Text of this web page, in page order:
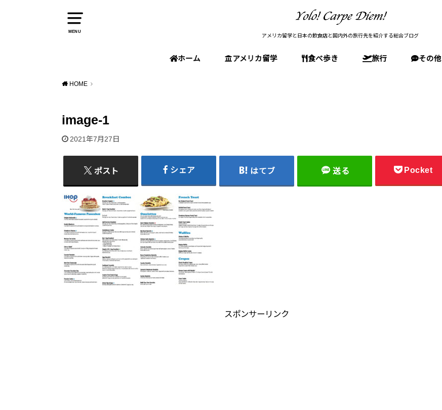
MENU
アメリカ留学と日本の飲食店と国内外の旅行先を紹介する総合ブログ
ホーム アメリカ留学 食べ歩き 旅行 その他
HOME
image-1
2021年7月27日
ポスト シェア はてブ 送る Pocket
スポンサーリンク